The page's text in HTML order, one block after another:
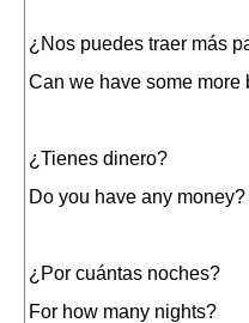
¿Nos puedes traer más
Can we have some more
¿Tienes dinero?
Do you have any money?
¿Por cuántas noches?
For how many nights?